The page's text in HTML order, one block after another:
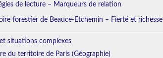
de lecture – Marqueurs de relation
forestier de Beauce-Etchemin – Fierté et richesse
et situations complexes
du territoire de Paris (Géographie)